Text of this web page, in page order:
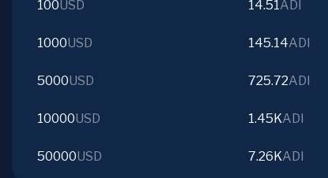
100USD 14.51ADI
1000USD 145.14ADI
5000USD 725.72ADI
10000USD 1.45KADI
50000USD 7.26KADI